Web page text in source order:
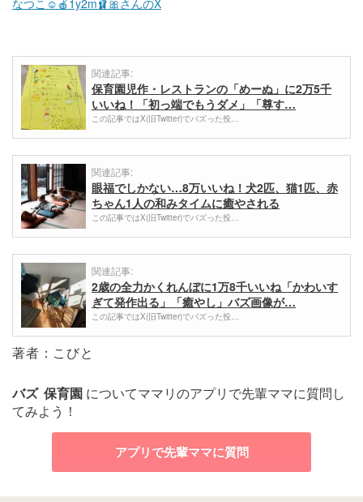
関連記事:
保育園児作・レストランの「めーぬ」に2万5千
いいね！「初っ端でもうダメ」「尊す…
この記事ではX(旧Twitter)でバズった投…
関連記事:
眼福でしかない…8万いいね！犬2匹、猫1匹、赤
ちゃん1人の和みタイムに癒やされる
この記事ではX(旧Twitter)でバズった投…
関連記事:
2歳の全力かくれんぼに1万8千いいね「かわいす
ぎて発作出る」「癒やし」バズ画像が…
この記事ではX(旧Twitter)でバズった投…
著者：こびと
バズ 保育園 についてママリのアプリで先輩ママに質問し
てみよう！
アプリで先輩ママに質問